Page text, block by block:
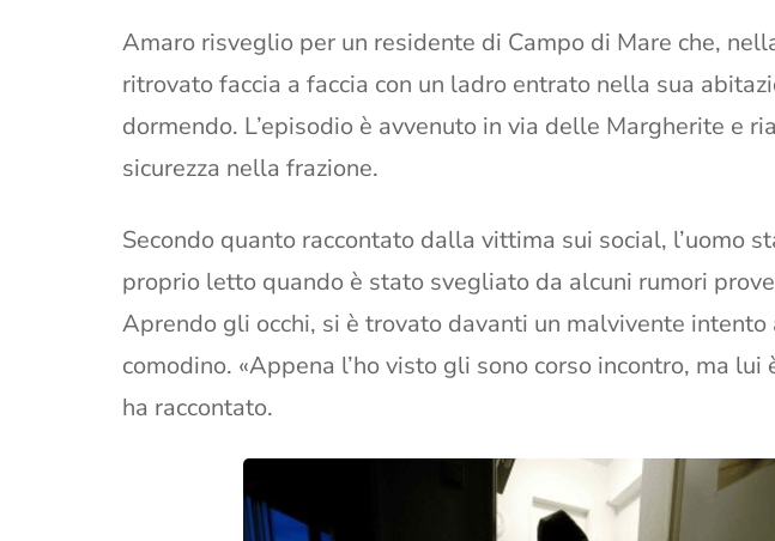
Amaro risveglio per un residente di Campo di Mare che,
ritrovato faccia a faccia con un ladro entrato nella sua
dormendo. L’episodio è avvenuto in via delle Margherite e
sicurezza nella frazione.
Secondo quanto raccontato dalla vittima sui social, l’uomo
proprio letto quando è stato svegliato da alcuni rumori
Aprendo gli occhi, si è trovato davanti un malvivente
comodino. «Appena l’ho visto gli sono corso incontro, ma lui
ha raccontato.